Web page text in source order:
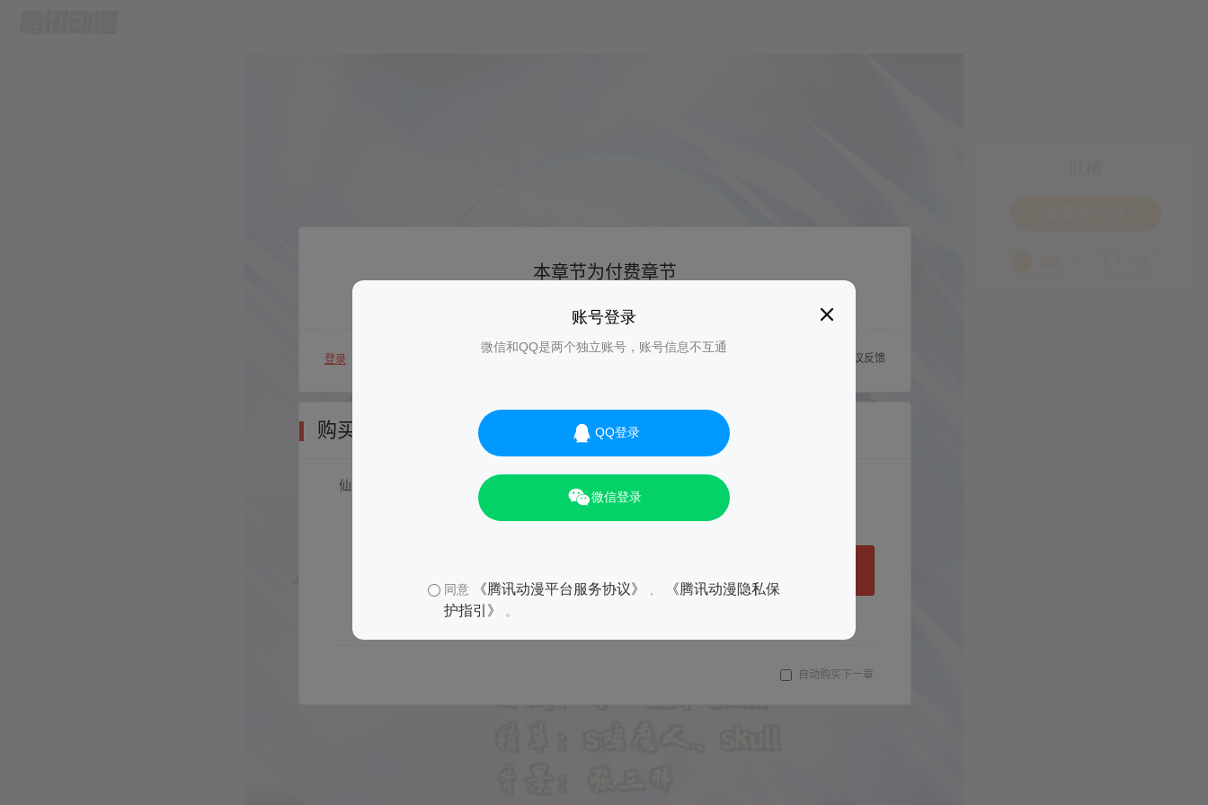
账号登录
微信和QQ是两个独立账号，账号信息不互通
QQ登录
微信登录
同意 《腾讯动漫平台服务协议》
《腾讯动漫隐私保
护指引》
。